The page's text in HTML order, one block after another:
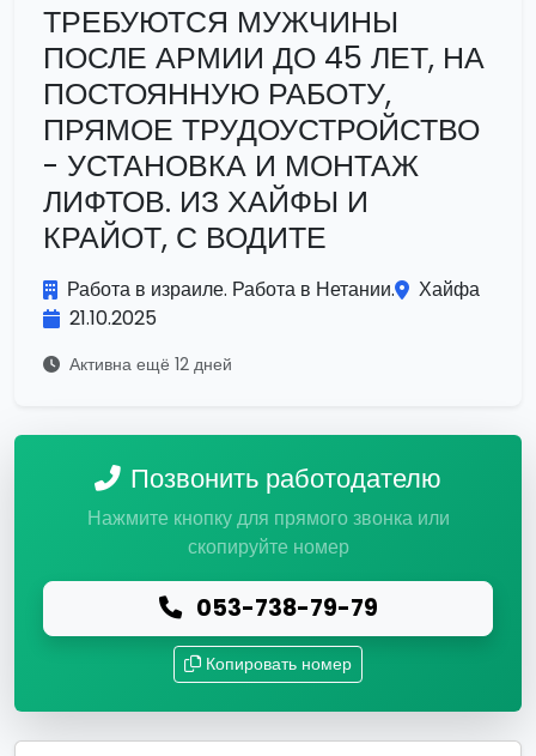
ТРЕБУЮТСЯ МУЖЧИНЫ
ПОСЛЕ АРМИИ ДО 45 ЛЕТ, НА
ПОСТОЯННУЮ РАБОТУ,
ПРЯМОЕ ТРУДОУСТРОЙСТВО
- УСТАНОВКА И МОНТАЖ
ЛИФТОВ. ИЗ ХАЙФЫ И
КРАЙОТ, С ВОДИТЕ
Работа в израиле. Работа в Нетании.
Хайфа
21.10.2025
Активна ещё 12 дней
Позвонить работодателю
Нажмите кнопку для прямого звонка или
скопируйте номер
053-738-79-79
Копировать номер